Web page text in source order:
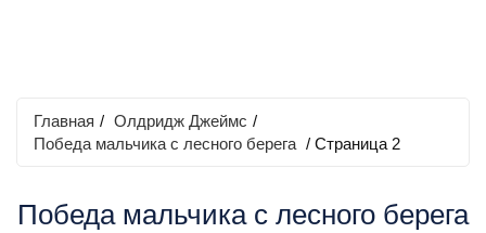
Главная / Олдридж Джеймс /
Победа мальчика с лесного берега / Страница 2
Победа мальчика с лесного берега